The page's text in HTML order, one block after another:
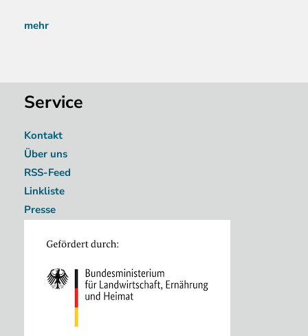
mehr
Service
Kontakt
Über uns
RSS-Feed
Linkliste
Presse